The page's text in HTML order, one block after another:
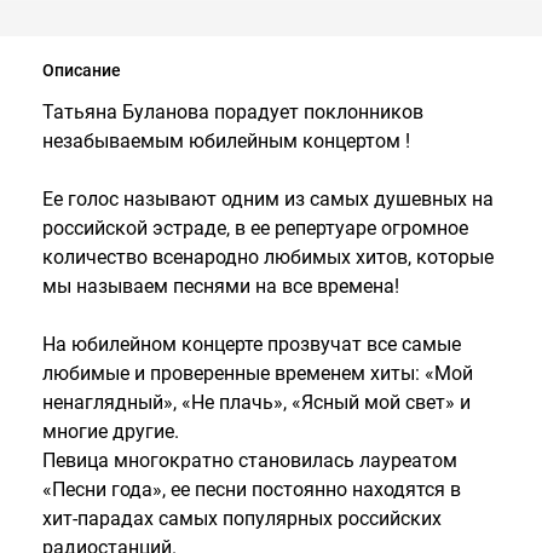
Описание
Татьяна Буланова порадует поклонников
незабываемым юбилейным концертом !
Ее голос называют одним из самых душевных на
российской эстраде, в ее репертуаре огромное
количество всенародно любимых хитов, которые
мы называем песнями на все времена!
На юбилейном концерте прозвучат все самые
любимые и проверенные временем хиты: «Мой
ненаглядный», «Не плачь», «Ясный мой свет» и
многие другие.
Певица многократно становилась лауреатом
«Песни года», ее песни постоянно находятся в
хит-парадах самых популярных российских
радиостанций.